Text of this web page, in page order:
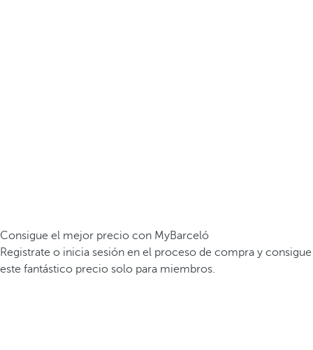
Consigue el mejor precio con MyBarceló
Registrate o inicia sesión en el proceso de compra y consigue
este fantástico precio solo para miembros.